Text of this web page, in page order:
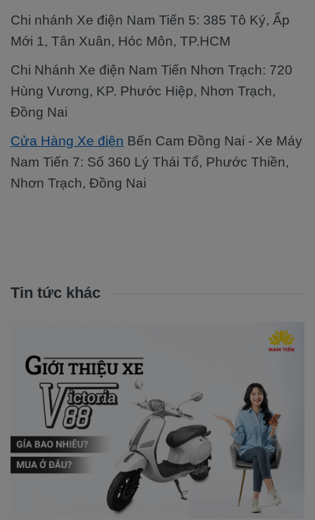
Chi nhánh Xe điện Nam Tiến 5: 385 Tô Ký, Ấp
Mới 1, Tân Xuân, Hóc Môn, TP.HCM
Chi Nhánh Xe điện Nam Tiến Nhơn Trạch: 720
Hùng Vương, KP. Phước Hiệp, Nhơn Trạch,
Đồng Nai
Cửa Hàng Xe điện Bến Cam Đồng Nai - Xe Máy
Nam Tiến 7: Số 360 Lý Thái Tổ, Phước Thiền,
Nhơn Trạch, Đồng Nai
Tin tức khác